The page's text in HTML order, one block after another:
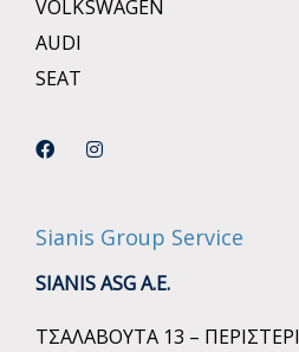
VOLKSWAGEN
AUDI
SEAT
Sianis Group Service
SIANIS ASG A.E.
ΤΣΑΛΑΒΟΥΤΑ 13 – ΠΕΡΙΣΤΕΡΙ